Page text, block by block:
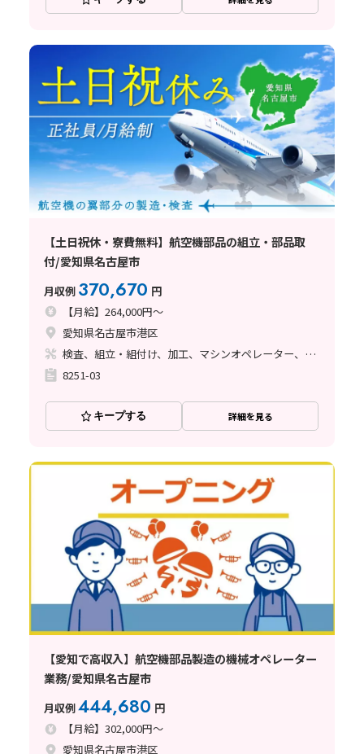
【土日祝休・寮費無料】航空機部品の組立・部品取
付/愛知県名古屋市
月収例 370,670 円
【月給】264,000円～
愛知県名古屋市港区
検査、組立・組付け、加工、マシンオペレーター、品質管理、メンテナンス・保全、フォークリフト、玉掛け・クレーン、ライン作業、鋳造・鍛造、立ち作業、溶接、塗装、バリ取り
8251-03
キープする 詳細を見る
【愛知で高収入】航空機部品製造の機械オペレーター
業務/愛知県名古屋市
月収例444,680 円
【月給】302,000円～
愛知県名古屋市港区